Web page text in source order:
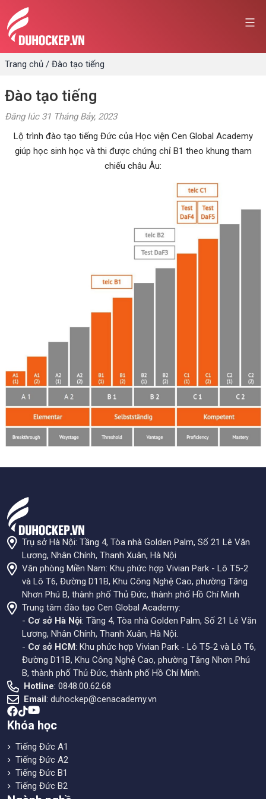
Skip
to
content
Trang chủ / Đào tạo tiếng
Đào tạo tiếng
Đăng lúc 31 Tháng Bảy, 2023
Lộ trình đào tạo tiếng Đức của Học viện Cen Global Academy
giúp học sinh học và thi được chứng chỉ B1 theo khung tham
chiếu châu Âu:
Trụ sở Hà Nội: Tầng 4, Tòa nhà Golden Palm, Số 21 Lê Văn
Lương, Nhân Chính, Thanh Xuân, Hà Nội
Văn phòng Miền Nam: Khu phức hợp Vivian Park - Lô T5-2
và Lô T6, Đường D11B, Khu Công Nghệ Cao, phường Tăng
Nhơn Phú B, thành phố Thủ Đức, thành phố Hồ Chí Minh
Trung tâm đào tạo Cen Global Academy:
- Cơ sở Hà Nội: Tầng 4, Tòa nhà Golden Palm, Số 21 Lê Văn
Lương, Nhân Chính, Thanh Xuân, Hà Nội.
- Cơ sở HCM: Khu phức hợp Vivian Park - Lô T5-2 và Lô T6,
Đường D11B, Khu Công Nghệ Cao, phường Tăng Nhơn Phú
B, thành phố Thủ Đức, thành phố Hồ Chí Minh.
Hotline: 0848.00.62.68
Email: duhockep@cenacademy.vn
Khóa học
Tiếng Đức A1
Tiếng Đức A2
Tiếng Đức B1
Tiếng Đức B2